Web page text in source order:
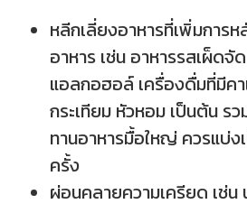
หลีกเลี่ยงอาหารที่เพิ่มการห
อาหาร เช่น อาหารรสเผ็ดจั
แอลกอฮอล์ เครื่องดื่มที่มีค
กระเทียม หัวหอม เป็นต้น ร
ทานอาหารมื้อใหญ่ ควรแบ่
ครั้ง
ผ่อนคลายความเครียด เช่